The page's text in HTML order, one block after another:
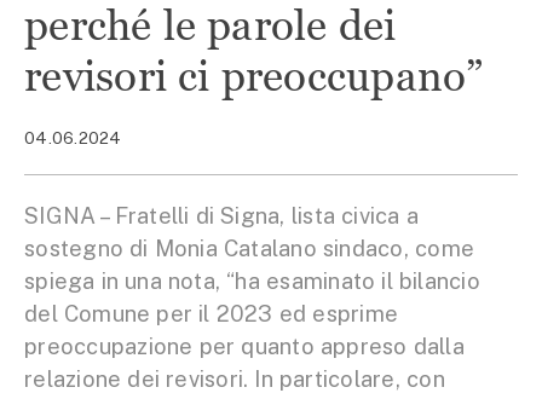
perché le parole dei
revisori ci preoccupano”
04.06.2024
SIGNA – Fratelli di Signa, lista civica a
sostegno di Monia Catalano sindaco, come
spiega in una nota, “ha esaminato il bilancio
del Comune per il 2023 ed esprime
preoccupazione per quanto appreso dalla
relazione dei revisori. In particolare, con